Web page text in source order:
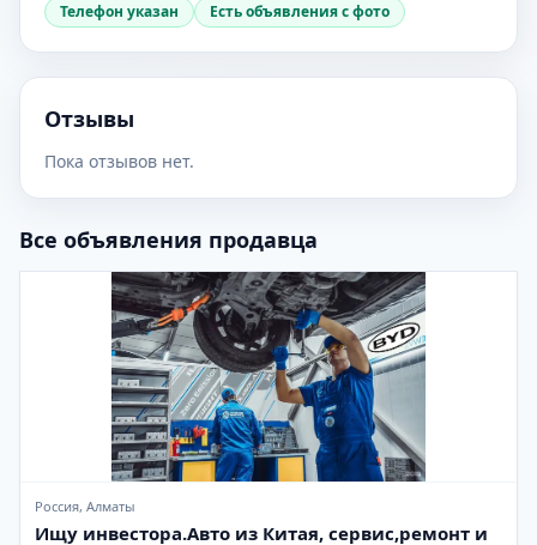
Телефон указан Есть объявления с фото
Отзывы
Пока отзывов нет.
Все объявления продавца
Россия, Алматы
Ищу инвестора.Авто из Китая, сервис,ремонт и